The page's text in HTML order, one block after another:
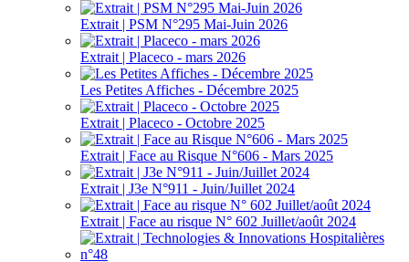
Extrait | PSM N°295 Mai-Juin 2026
Extrait | Placeco - mars 2026
Les Petites Affiches - Décembre 2025
Extrait | Placeco - Octobre 2025
Extrait | Face au Risque N°606 - Mars 2025
Extrait | J3e N°911 - Juin/Juillet 2024
Extrait | Face au risque N° 602 Juillet/août 2024